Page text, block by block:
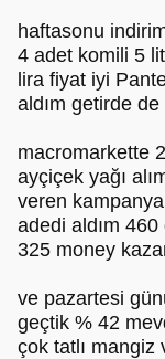
haftasonu
4 adet komili 5
lira fiyat iyi
aldım getirde
macromarkette
ayçiçek yağı
veren
adedi aldım
325 money
ve pazartesi
geçtik % 42
çok tatlı mangiz